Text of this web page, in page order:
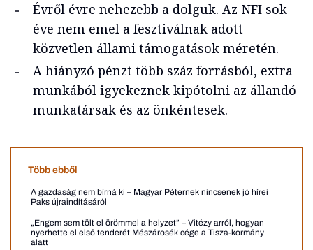
Évről évre nehezebb a dolguk. Az NFI sok
éve nem emel a fesztiválnak adott
közvetlen állami támogatások méretén.
A hiányzó pénzt több száz forrásból, extra
munkából igyekeznek kipótolni az állandó
munkatársak és az önkéntesek.
Több ebből
A gazdaság nem bírná ki – Magyar Péternek nincsenek jó hírei
Paks újraindításáról
„Engem sem tölt el örömmel a helyzet” – Vitézy arról, hogyan
nyerhette el első tenderét Mészárosék cége a Tisza-kormány
alatt